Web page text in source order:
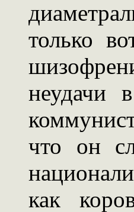
только
неудачи
что он
как